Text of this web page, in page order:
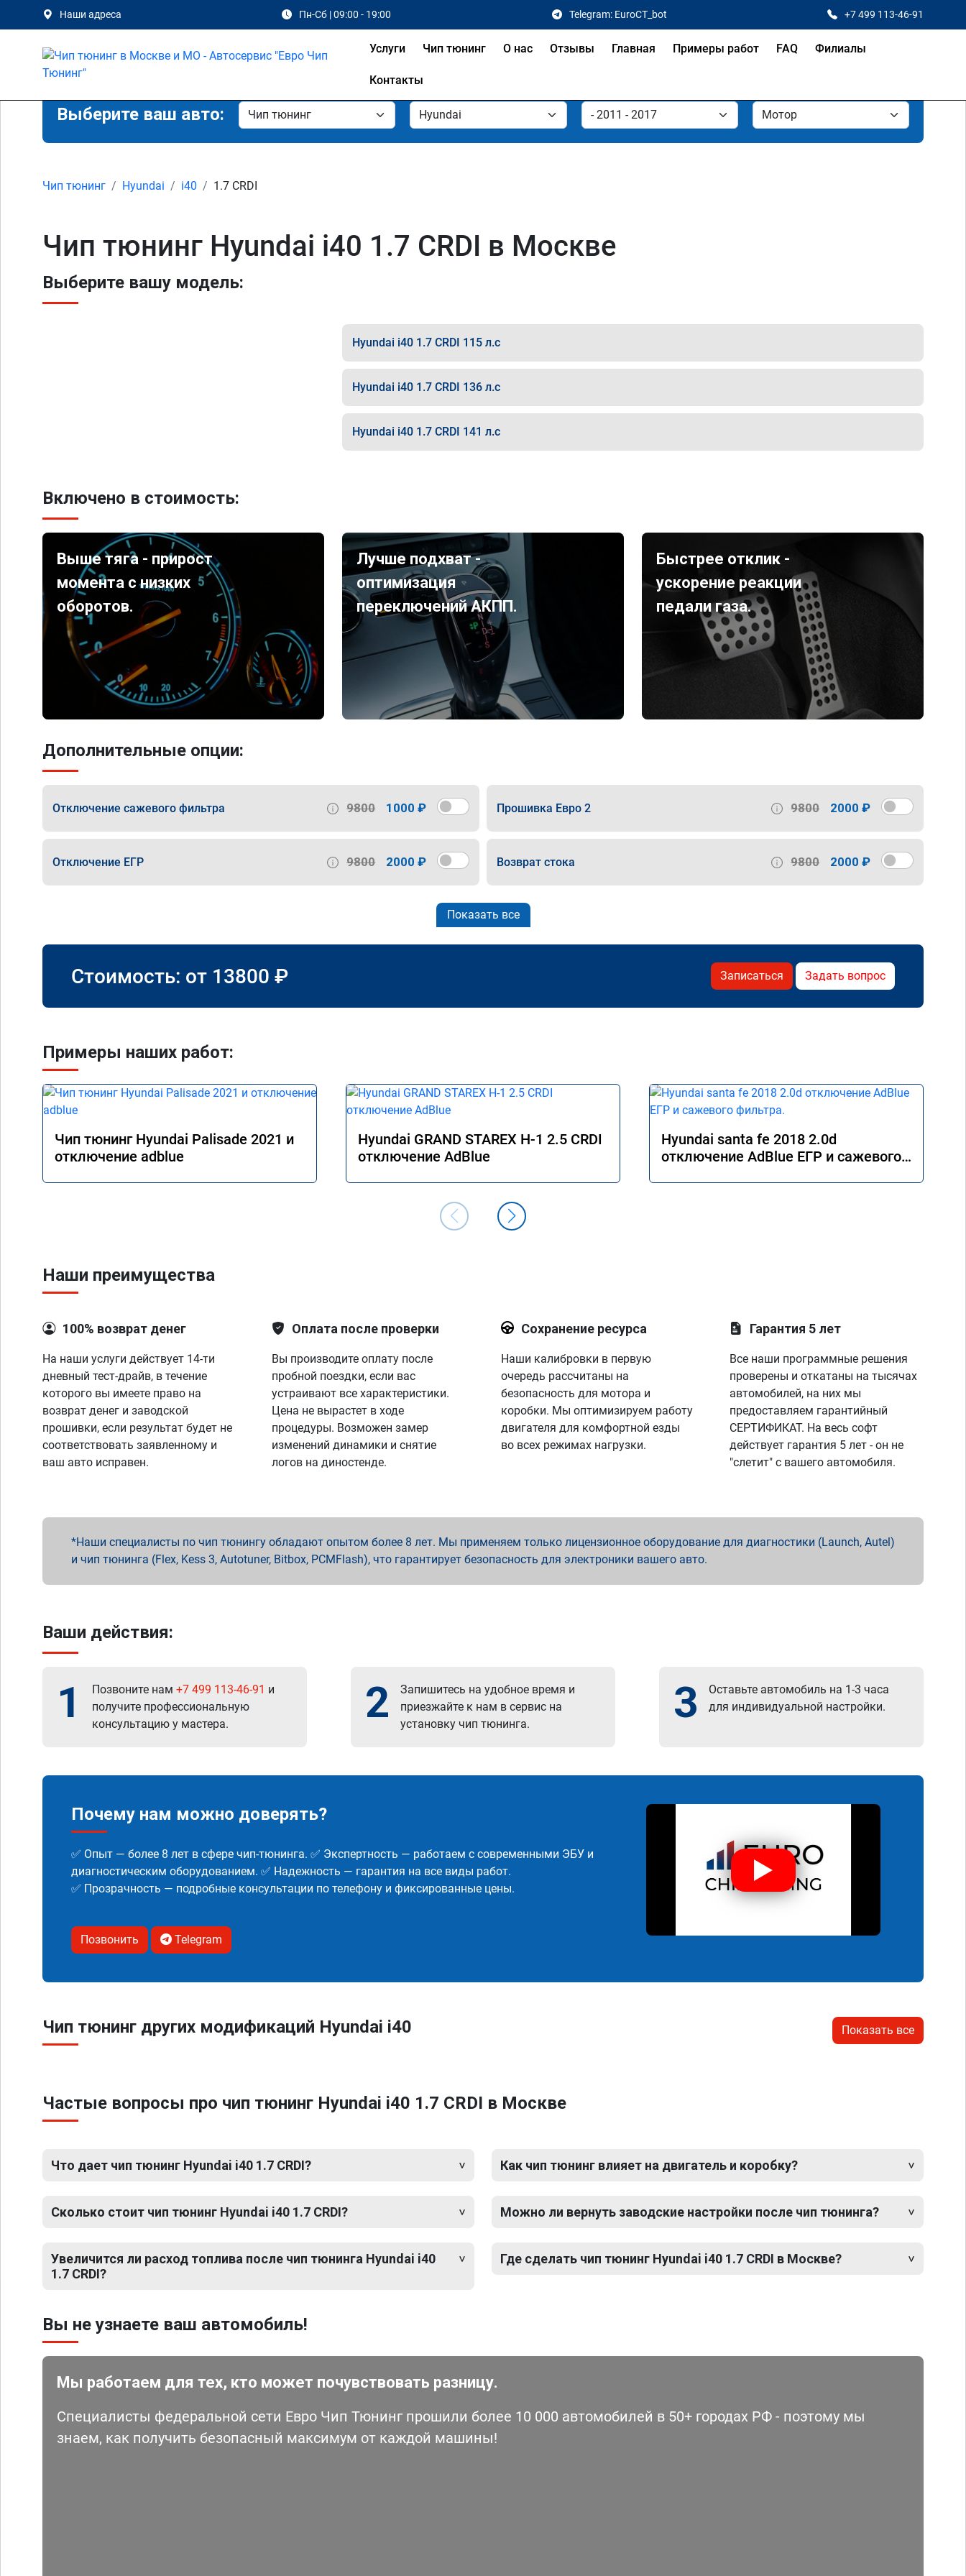
Наши адреса Пн-Сб | 09:00 - 19:00 Telegram: EuroCT_bot +7 499 113-46-91
Услуги Чип тюнинг О нас Отзывы Главная Примеры работ FAQ Филиалы
Контакты
Выберите ваш авто:
Чип тюнинг Hyundai i40 1.7 CRDI
Чип тюнинг Hyundai i40 1.7 CRDI в Москве
Выберите вашу модель:
Hyundai i40 1.7 CRDI 115 л.с
Hyundai i40 1.7 CRDI 136 л.с
Hyundai i40 1.7 CRDI 141 л.с
Включено в стоимость:
Выше тяга - прирост
момента с низких
оборотов.
Лучше подхват -
оптимизация
переключений АКПП.
Быстрее отклик -
ускорение реакции
педали газа.
Дополнительные опции:
Отключение сажевого фильтра 9800 1000 ₽ Прошивка Евро 2 9800 2000 ₽
Отключение ЕГР 9800 2000 ₽ Возврат стока 9800 2000 ₽
Показать все
Стоимость: от 13800 ₽ Записаться Задать вопрос
Примеры наших работ:
Чип тюнинг Hyundai Palisade 2021 и
отключение adblue
Hyundai GRAND STAREX H-1 2.5 CRDI
отключение AdBlue
Hyundai santa fe 2018 2.0d
отключение AdBlue ЕГР и сажевого
Наши преимущества
100% возврат денег
На наши услуги действует 14-ти
дневный тест-драйв, в течение
которого вы имеете право на
возврат денег и заводской
прошивки, если результат будет не
соответствовать заявленному и
ваш авто исправен.
Оплата после проверки
Вы производите оплату после
пробной поездки, если вас
устраивают все характеристики.
Цена не вырастет в ходе
процедуры. Возможен замер
изменений динамики и снятие
логов на диностенде.
Сохранение ресурса
Наши калибровки в первую
очередь рассчитаны на
безопасность для мотора и
коробки. Мы оптимизируем работу
двигателя для комфортной езды
во всех режимах нагрузки.
Гарантия 5 лет
Все наши программные решения
проверены и откатаны на тысячах
автомобилей, на них мы
предоставляем гарантийный
СЕРТИФИКАТ. На весь софт
действует гарантия 5 лет - он не
"слетит" с вашего автомобиля.
Наши специалисты по чип тюнингу обладают опытом более 8 лет. Мы применяем только лицензионное оборудование для диагностики (Launch, Autel)
и чип тюнинга (Flex, Kess 3, Autotuner, Bitbox, PCMFlash), что гарантирует безопасность для электроники вашего авто.
Ваши действия:
1 Позвоните нам +7 499 113-46-91 и
получите профессиональную
консультацию у мастера.
2
Запишитесь на удобное время и
приезжайте к нам в сервис на
установку чип тюнинга.
3
Оставьте автомобиль на 1-3 часа
для индивидуальной настройки.
Почему нам можно доверять?
✅ Опыт — более 8 лет в сфере чип-тюнинга. ✅ Экспертность — работаем с современными ЭБУ и
диагностическим оборудованием. ✅ Надежность — гарантия на все виды работ.
✅ Прозрачность — подробные консультации по телефону и фиксированные цены.
Позвонить Telegram
Чип тюнинг других модификаций Hyundai i40 Показать все
Частые вопросы про чип тюнинг Hyundai i40 1.7 CRDI в Москве
Что дает чип тюнинг Hyundai i40 1.7 CRDI?
Сколько стоит чип тюнинг Hyundai i40 1.7 CRDI?
Увеличится ли расход топлива после чип тюнинга Hyundai i40
1.7 CRDI?
Как чип тюнинг влияет на двигатель и коробку?
Можно ли вернуть заводские настройки после чип тюнинга?
Где сделать чип тюнинг Hyundai i40 1.7 CRDI в Москве?
Вы не узнаете ваш автомобиль!
Мы работаем для тех, кто может почувствовать разницу.
Специалисты федеральной сети Евро Чип Тюнинг прошили более 10 000 автомобилей в 50+ городах РФ - поэтому мы
знаем, как получить безопасный максимум от каждой машины!